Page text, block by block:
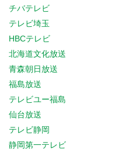
チバテレビ
テレビ埼玉
HBCテレビ
北海道文化放送
青森朝日放送
福島放送
テレビユー福島
仙台放送
テレビ静岡
静岡第一テレビ